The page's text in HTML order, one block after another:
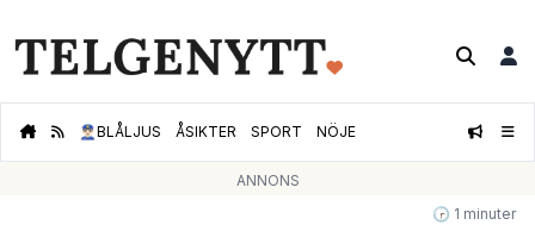
👮🏻‍♂️BLÅLJUS ÅSIKTER SPORT NÖJE
ANNONS
🕝 1 minuter